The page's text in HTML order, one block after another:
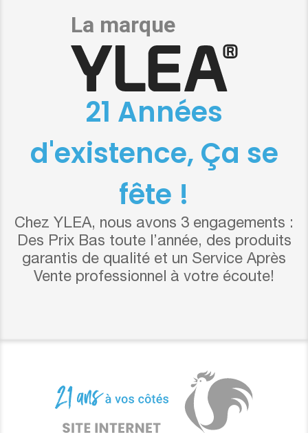
21 Années
d'existence, Ça se
fête !
Chez YLEA, nous avons 3 engagements :
Des Prix Bas toute l’année, des produits
garantis de qualité et un Service Après
Vente professionnel à votre écoute!